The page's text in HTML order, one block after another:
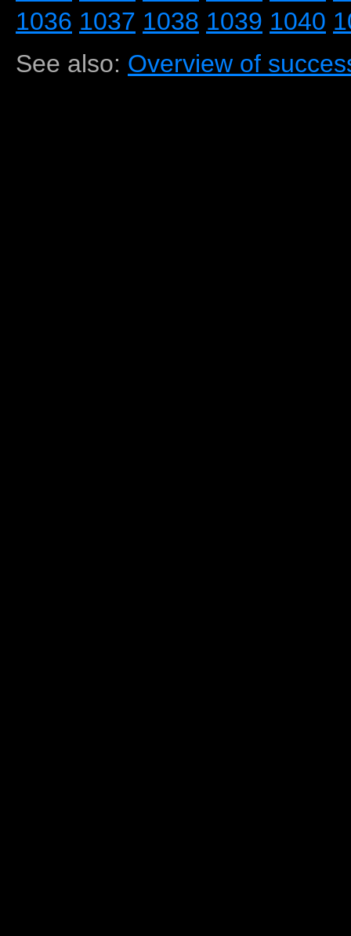
1036 1037 1038 1039 1040
See also: Overview of